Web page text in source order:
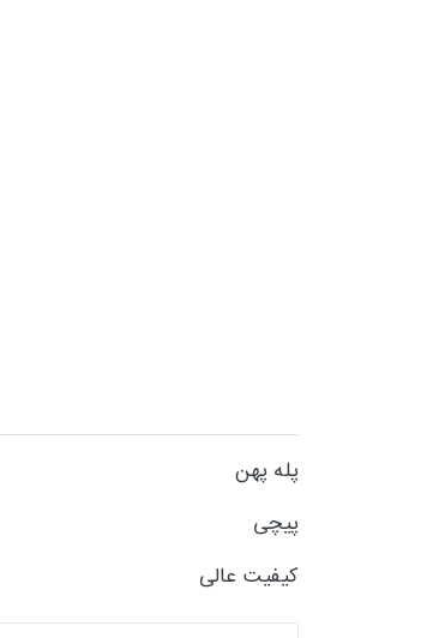
پله پهن
پیچی
کیفیت عالی